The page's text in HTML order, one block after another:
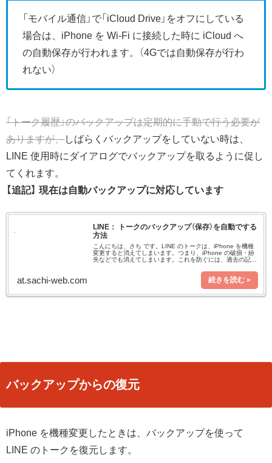
「モバイル通信」で「iCloud Drive」をオフにしている
場合は、iPhone を Wi-Fi に接続した時に iCloud へ
の自動保存が行われます。（4Gでは自動保存が行わ
れない）
「トーク履歴」のバックアップは定期的に手動で行う必要が
ありますが、しばらくバックアップをしていない時は、
LINE 使用時にダイアログでバックアップを取るように促し
てくれます。
【追記】 現在は自動バックアップに対応しています
LINE： トークのバックアップ（保存）を自動でする
方法
こんにちは、さち です。LINE のトークは、iPhone を機種
変更すると消えてしまいます。つまり、iPhone の破損・紛
失などでも消えてしまいます。これを防ぐには、過去の記事
at.sachi-web.com
バックアップからの復元
iPhone を機種変更したときは、バックアップを使って
LINE のトークを復元します。